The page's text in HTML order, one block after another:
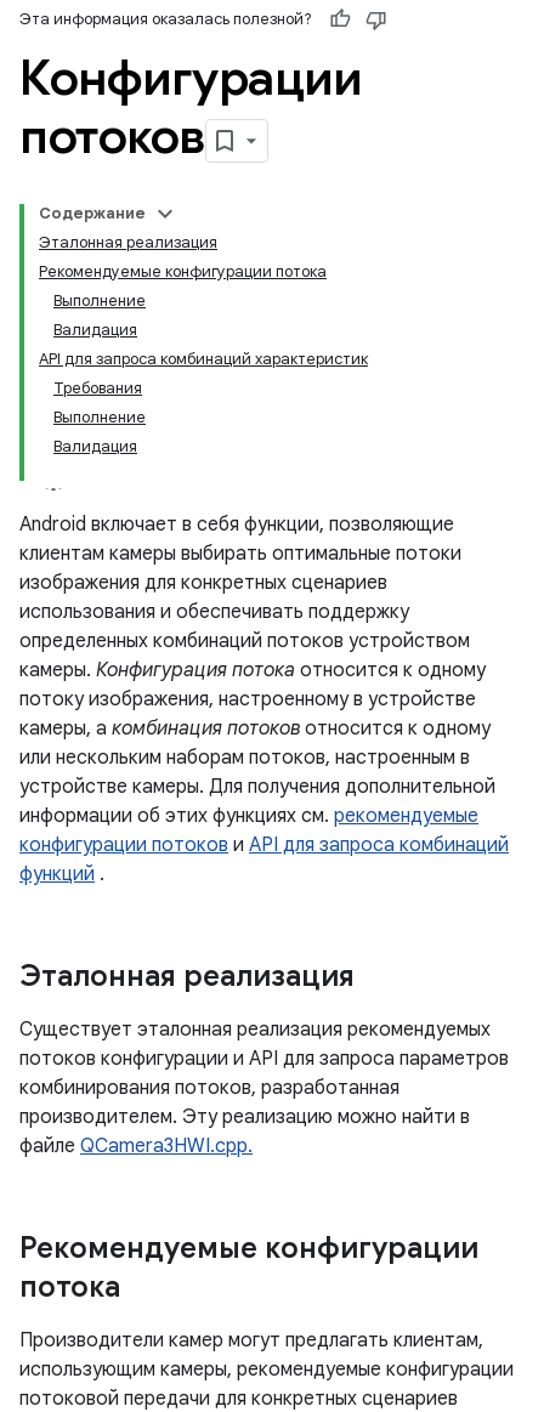
Эта информация оказалась полезной?
Конфигурации
потоков
Содержание
Эталонная реализация
Рекомендуемые конфигурации потока
Выполнение
Валидация
API для запроса комбинаций характеристик
Требования
Выполнение
Валидация
Android включает в себя функции, позволяющие
клиентам камеры выбирать оптимальные потоки
изображения для конкретных сценариев
использования и обеспечивать поддержку
определенных комбинаций потоков устройством
камеры. Конфигурация потока относится к одному
потоку изображения, настроенному в устройстве
камеры, а комбинация потоков относится к одному
или нескольким наборам потоков, настроенным в
устройстве камеры. Для получения дополнительной
информации об этих функциях см. рекомендуемые
конфигурации потоков и API для запроса комбинаций
функций .
Эталонная реализация
Существует эталонная реализация рекомендуемых
потоков конфигурации и API для запроса параметров
комбинирования потоков, разработанная
производителем. Эту реализацию можно найти в
файле QCamera3HWI.cpp.
Рекомендуемые конфигурации
потока
Производители камер могут предлагать клиентам,
использующим камеры, рекомендуемые конфигурации
потоковой передачи для конкретных сценариев